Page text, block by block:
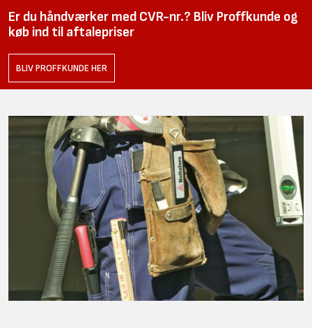
Er du håndværker med CVR-nr.? Bliv Proffkunde og
køb ind til aftalepriser
BLIV PROFFKUNDE HER